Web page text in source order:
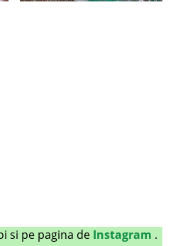
si pe pagina de Instagram .